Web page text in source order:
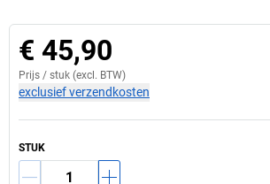
€ 45,90
Prijs / stuk (excl. BTW)
exclusief verzendkosten
STUK